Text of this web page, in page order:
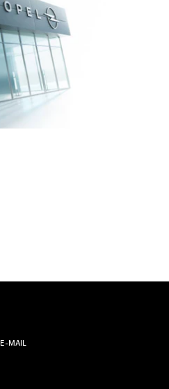
E-MAIL